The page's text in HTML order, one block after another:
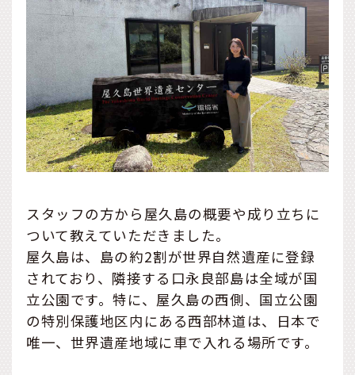
スタッフの方から屋久島の概要や成り立ちに
ついて教えていただきました。
屋久島は、島の約2割が世界自然遺産に登録
されており、隣接する口永良部島は全域が国
立公園です。特に、屋久島の西側、国立公園
の特別保護地区内にある西部林道は、日本で
唯一、世界遺産地域に車で入れる場所です。